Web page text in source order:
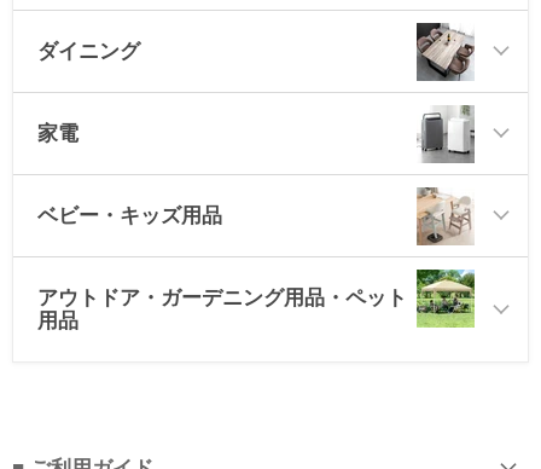
ダイニング
家電
ベビー・キッズ用品
アウトドア・ガーデニング用品・ペット
用品